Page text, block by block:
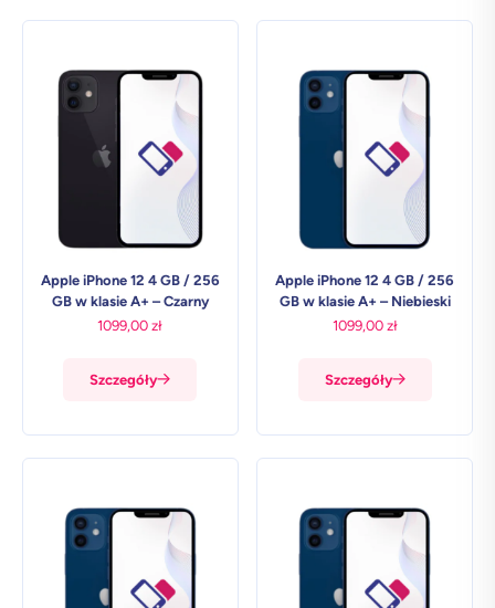
Apple iPhone 12 4 GB / 256
GB w klasie A+ – Czarny
Szczegóły
1099,00zł
Apple iPhone 12 4 GB / 256
GB w klasie A+ – Niebieski
Szczegóły
1099,00 zł